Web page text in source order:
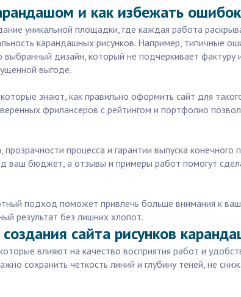
и как избежать ошибок
уникальной площадки, где каждая работа
карандашных рисунков. Например, типичные
дизайн, который не подчеркивает фактуру
выгоде.
знают, как правильно оформить сайт для
фрилансеров с рейтингом и портфолио
процесса и гарантии выпуска конечного
ваш бюджет, а отзывы и примеры работ помогут
подход поможет привлечь больше внимания к
результат без лишних хлопот.
сайта рисунков
влияют на качество восприятия работ и
сохранить четкость линий и глубину теней, не